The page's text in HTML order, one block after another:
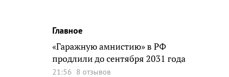
Главное
«Гаражную амнистию» в РФ
продлили до сентября 2031 года
21:56 8 отзывов